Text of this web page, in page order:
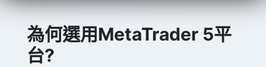
為何選用MetaTrader 5平
台?